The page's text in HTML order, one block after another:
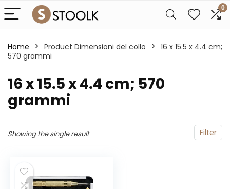
0
Home Product Dimensioni del collo
‎16 x 15.5 x 4.4 cm;
570 grammi
‎16 x 15.5 x 4.4 cm; 570
grammi
Filter
Showing the single result